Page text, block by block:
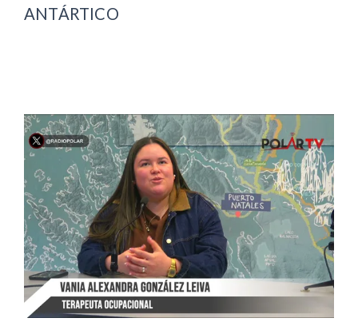
ANTÁRTICO